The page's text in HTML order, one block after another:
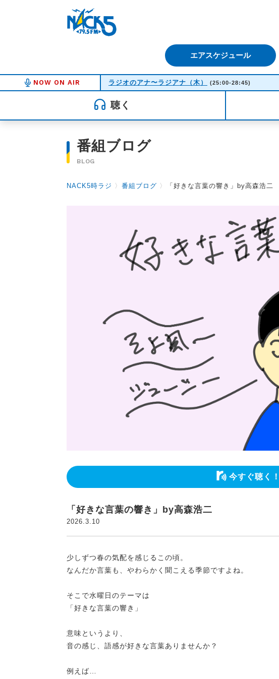
エアスケジュール
NOW ON AIR ラジオのアナ〜ラジアナ（木） (25:00-28:45)
聴く
番組ブログ
BLOG
NACK5時ラジ 〉 番組ブログ 〉 「好きな言葉の響き」by高森浩二
今すぐ聴く！
「好きな言葉の響き」by高森浩二
2026.3.10
少しずつ春の気配を感じるこの頃。
なんだか言葉も、やわらかく聞こえる季節ですよね。
そこで水曜日のテーマは
「好きな言葉の響き」
意味というより、
音の感じ、語感が好きな言葉ありませんか？
例えば…